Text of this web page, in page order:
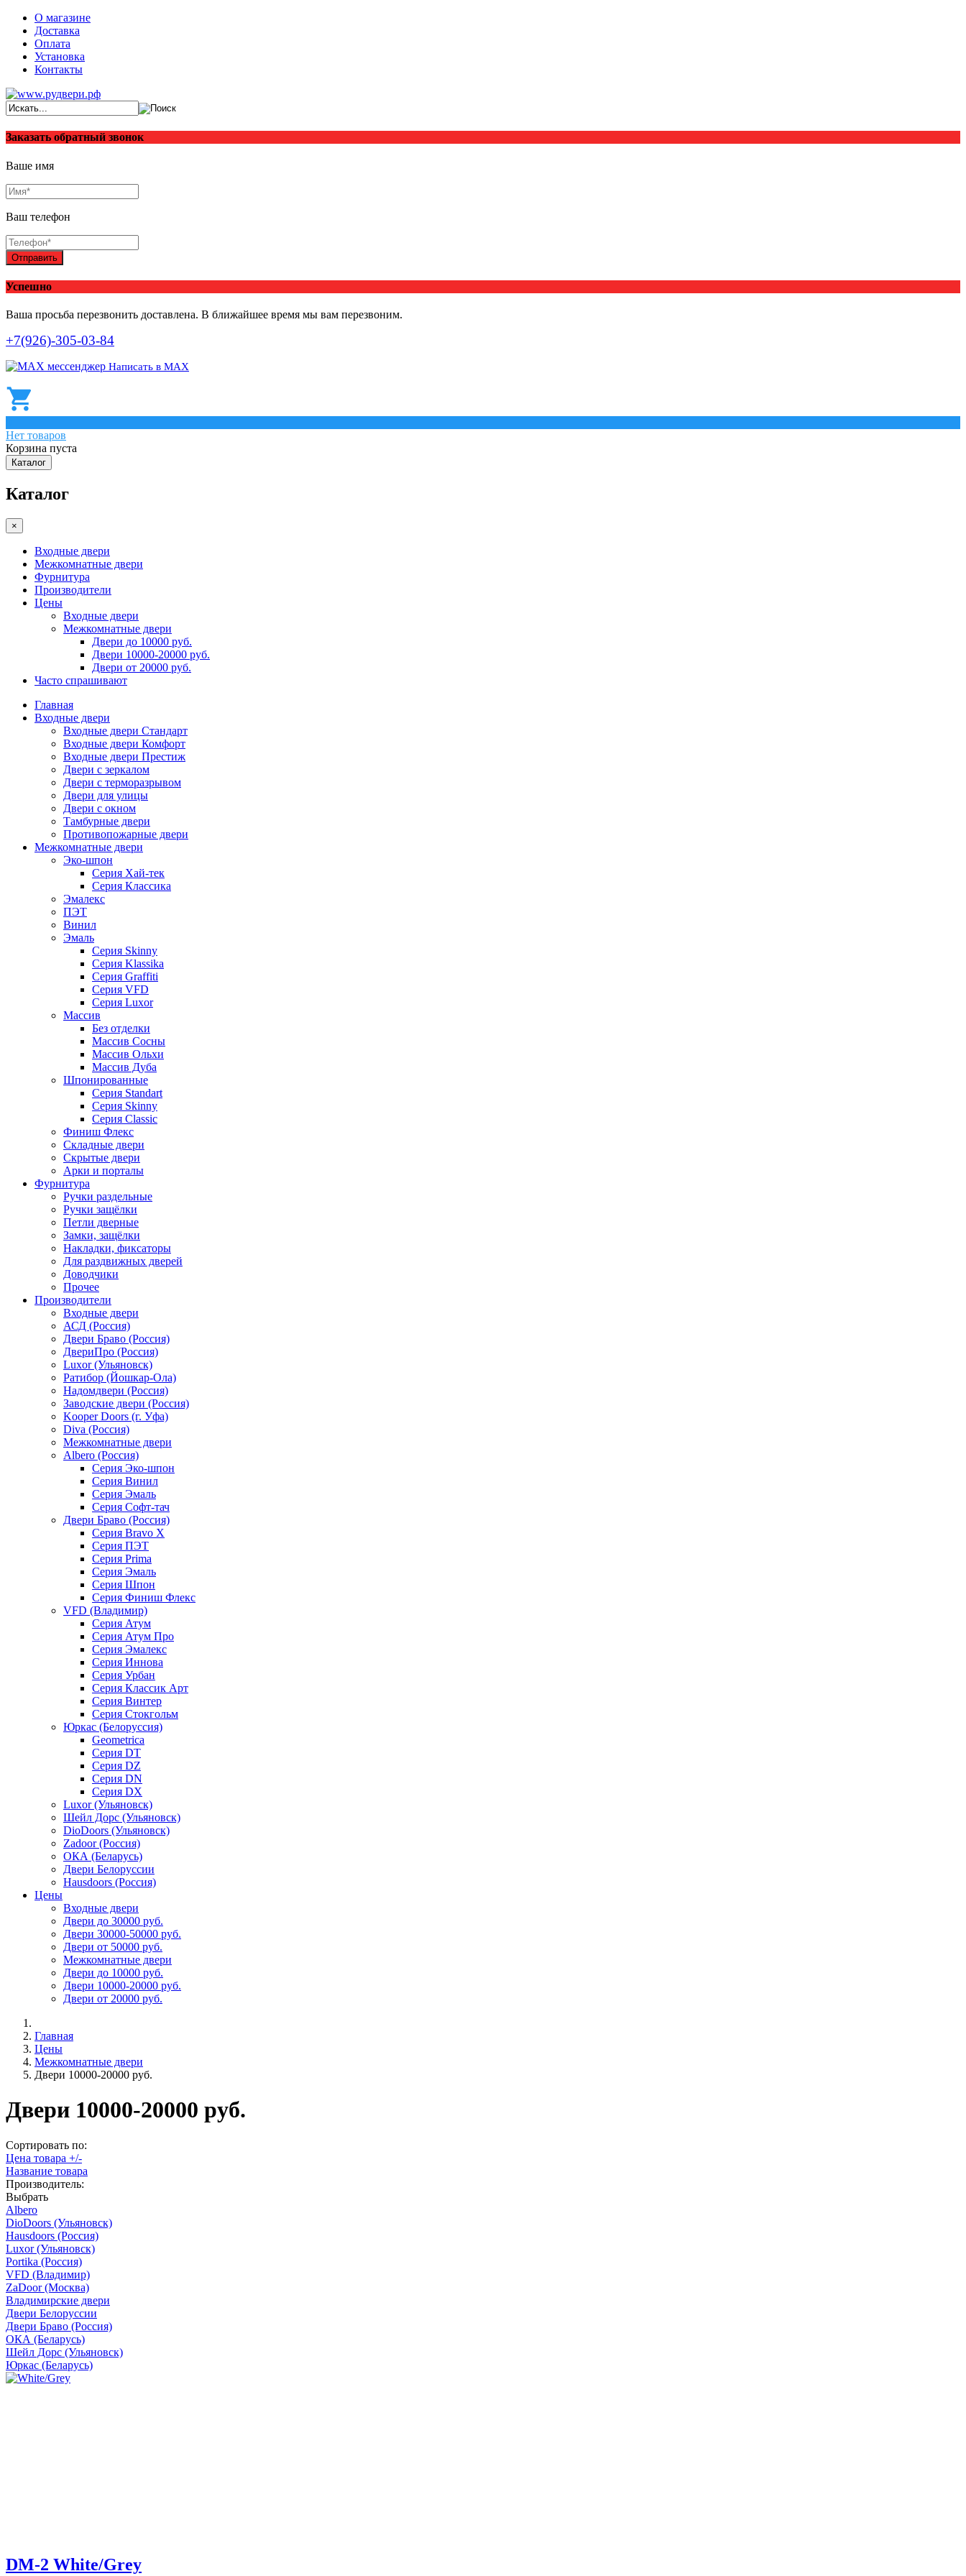
О магазине
Доставка
Оплата
Установка
Контакты
Заказать обратный звонок
Ваше имя
Ваш телефон
Отправить
Успешно
Ваша просьба перезвонить доставлена. В ближайшее время мы вам перезвоним.
+7(926)-305-03-84
Написать в МАХ
Нет товаров
Корзина пуста
Каталог
Каталог
×
Входные двери
Межкомнатные двери
Фурнитура
Производители
Цены
Входные двери
Межкомнатные двери
Двери до 10000 руб.
Двери 10000-20000 руб.
Двери от 20000 руб.
Часто спрашивают
Главная
Входные двери
Входные двери Стандарт
Входные двери Комфорт
Входные двери Престиж
Двери с зеркалом
Двери с терморазрывом
Двери для улицы
Двери с окном
Тамбурные двери
Противопожарные двери
Межкомнатные двери
Эко-шпон
Серия Хай-тек
Серия Классика
Эмалекс
ПЭТ
Винил
Эмаль
Серия Skinny
Серия Klassika
Серия Graffiti
Серия VFD
Серия Luxor
Массив
Без отделки
Массив Сосны
Массив Ольхи
Массив Дуба
Шпонированные
Серия Standart
Серия Skinny
Серия Classic
Финиш Флекс
Складные двери
Скрытые двери
Арки и порталы
Фурнитура
Ручки раздельные
Ручки защёлки
Петли дверные
Замки, защёлки
Накладки, фиксаторы
Для раздвижных дверей
Доводчики
Прочее
Производители
Входные двери
АСД (Россия)
Двери Браво (Россия)
ДвериПро (Россия)
Luxor (Ульяновск)
Ратибор (Йошкар-Ола)
Надомдвери (Россия)
Заводские двери (Россия)
Kooper Doors (г. Уфа)
Diva (Россия)
Межкомнатные двери
Albero (Россия)
Серия Эко-шпон
Серия Винил
Серия Эмаль
Серия Софт-тач
Двери Браво (Россия)
Серия Bravo X
Серия ПЭТ
Серия Prima
Серия Эмаль
Серия Шпон
Серия Финиш Флекс
VFD (Владимир)
Серия Атум
Серия Атум Про
Серия Эмалекс
Серия Иннова
Серия Урбан
Серия Классик Арт
Серия Винтер
Серия Стокгольм
Юркас (Белоруссия)
Geometrica
Серия DT
Серия DZ
Серия DN
Серия DX
Luxor (Ульяновск)
Шейл Дорс (Ульяновск)
DioDoors (Ульяновск)
Zadoor (Россия)
ОКА (Беларусь)
Двери Белоруссии
Hausdoors (Россия)
Цены
Входные двери
Двери до 30000 руб.
Двери 30000-50000 руб.
Двери от 50000 руб.
Межкомнатные двери
Двери до 10000 руб.
Двери 10000-20000 руб.
Двери от 20000 руб.
Главная
Цены
Межкомнатные двери
Двери 10000-20000 руб.
Двери 10000-20000 руб.
Сортировать по:
Цена товара +/-
Название товара
Производитель:
Выбрать
Albero
DioDoors (Ульяновск)
Hausdoors (Россия)
Luxor (Ульяновск)
Portika (Россия)
VFD (Владимир)
ZaDoor (Москва)
Владимирские двери
Двери Белоруссии
Двери Браво (Россия)
ОКА (Беларусь)
Шейл Дорс (Ульяновск)
Юркас (Беларусь)
DM-2 White/Grey